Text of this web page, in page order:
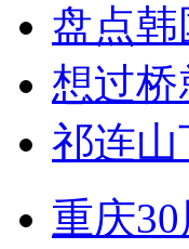
盘点韩
想过桥
祁连
重庆